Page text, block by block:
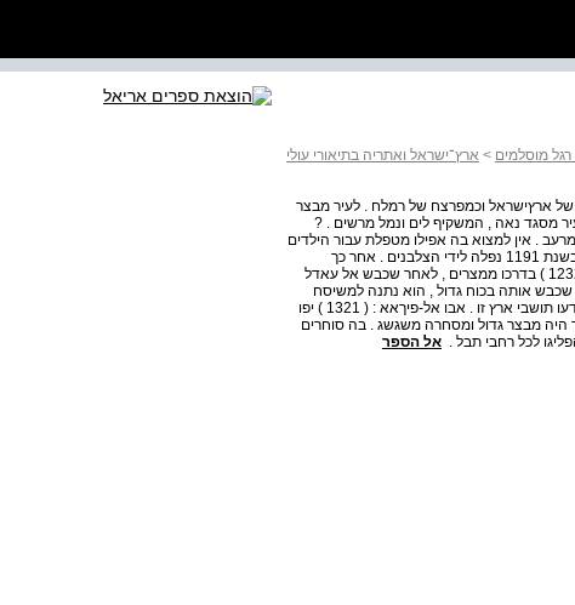
מוסלמים > ארץ־ישראל ואתריה בתיאורי עולי
של ארץישראל וכמפרצח של רמלח . לעיר מבצר
מסגד נאה , המשקיף לים ונמל מרשים . ?
אחת מרעב . אין למצוא בה אפילו מטפלת עבור הילדים
. יפו נכבשה בידי צלאח א-דין בשנת , 1187 שעה שהשתלט על מישור החוף . בשנת 1191 נפלה לידי הצלבנים . אחר כך
נכבשה שוב בידי אלמלכ אלעאדל בשנת , 1196 שהחריבה . אבן אלאת'יר : ( 1232 ) בדרכו ממצרים , לאחר שכבש אל עאדל
אותה בכוח גדול , הוא נתנה למשיסח
לחייליו ושבח את הגברים והנשים שבה . תושבי העיר סבלו באופן שכמוהו לא ידעו תושבי ארץ זו . אבו אל-פיךאא : ( 1321 ) יפו
היה מבצר גדול ומסחרה משגשג . בה סוחרים
לכל רחבי תבל . אל הספר